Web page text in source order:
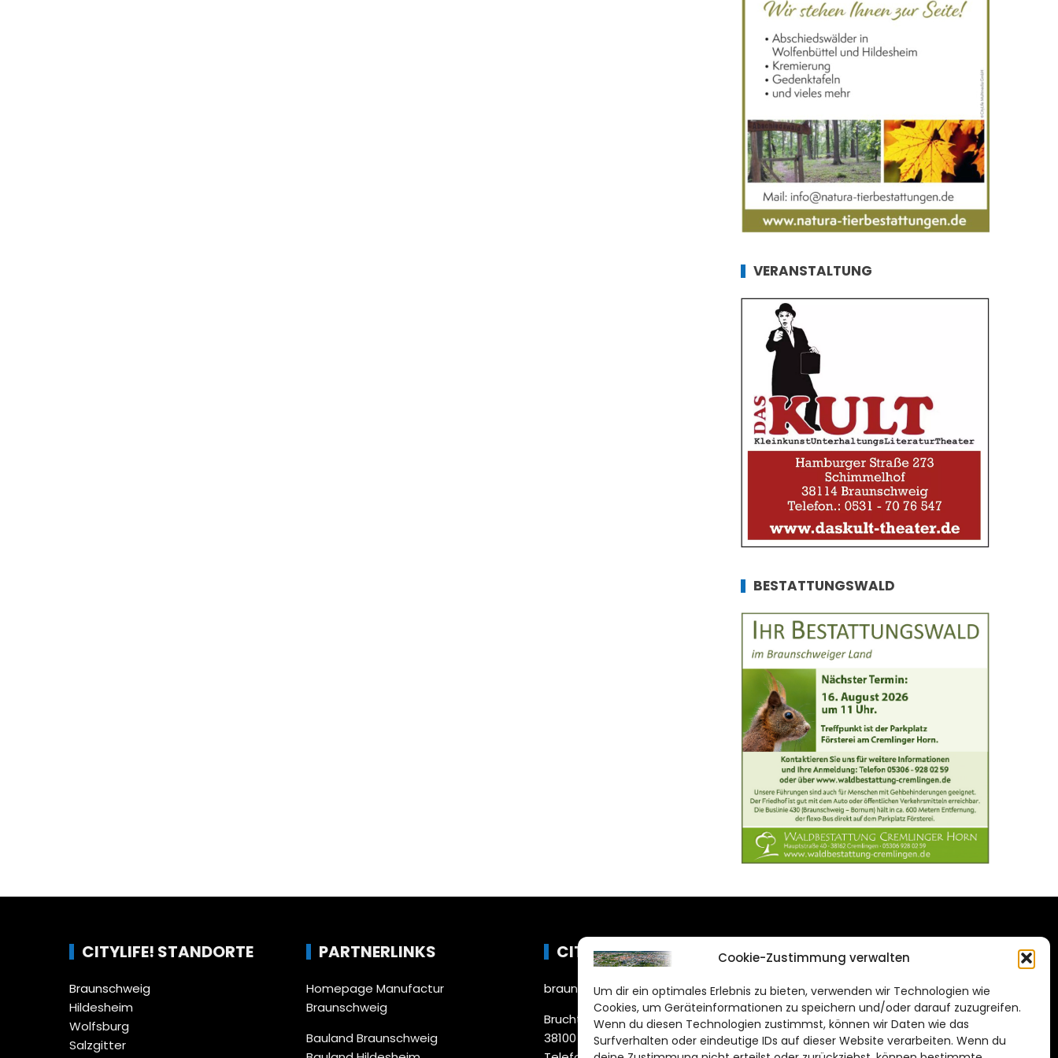
Cookie-Zustimmung verwalten
Um dir ein optimales Erlebnis zu bieten, verwenden wir Technologien wie
Cookies, um Geräteinformationen zu speichern und/oder darauf zuzugreifen.
Wenn du diesen Technologien zustimmst, können wir Daten wie das
Surfverhalten oder eindeutige IDs auf dieser Website verarbeiten. Wenn du
VERANSTALTUNG
BESTATTUNGSWALD
CITYLIFE! STANDORTE
Braunschweig
Hildesheim
Wolfsburg
Salzgitter
PARTNERLINKS
Homepage Manufactur
Braunschweig
Bauland Braunschweig
CITYLIFE!
braunschweig@citylifemedien.de
Bruchtorwall 12
38100 Braunschweig
DAS STADTMAGAZIN
FÜR BRAUNSCHWEIG
Impressum
Datenschutzerklärung
Cookie Richtlinie